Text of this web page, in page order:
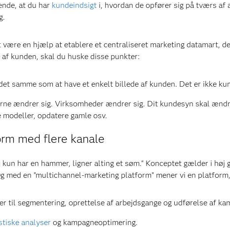
at du har kundeindsigt i, hvordan de opfører sig på tværs af
en hjælp at etablere et centraliseret marketing datamart,
kunden, skal du huske disse punkter:
samme som at have et enkelt billede af kunden. Det er ikke
ændrer sig. Virksomheder ændrer sig. Dit kundesyn skal
opdatere gamle osv.
med flere kanale
har en hammer, ligner alting et søm." Konceptet gælder i
med en "multichannel-marketing platform" mener vi en
til segmentering, oprettelse af arbejdsgange og udførelse af
analyser og kampagneoptimering.